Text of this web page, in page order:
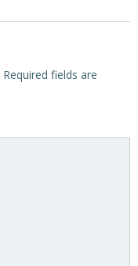
Required fields are